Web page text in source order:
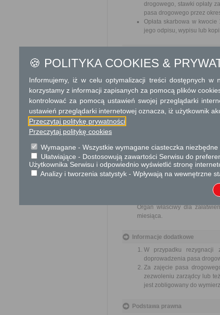
drogowego, stawki opłaty
pasa drogowego przez
Opłata skarbowa w
jego odpisu, wypisu lub
Odwołanie wnosi się do
nadania w polskiej placówce
Skargi i wnioski
Przedmiotem skargi może
ulepszenia organizacji,
wzmacnianie
usprawnienie pracy i
ochrony własności
lepszego zaspokajania
Organ właściwy dla
miesiąca.
Informacje dodatkowe
W przypadku rezygnacji
doprowadzenia pasa
Za zajęcie pasa
zezwoleniu zarządcy lub
jest zobligowany do
Podstawa prawna
🍪 POLITYKA COOKIES &
Informujemy, iż w celu optymalizacji treści dostępnych w
korzystamy z informacji zapisanych za pomocą plików
kontrolować za pomocą ustawień swojej przeglądarki
ustawień przeglądarki internetowej oznacza, iż użytkownik
Przeczytaj politykę prywatności
Przeczytaj politykę cookies
Wymagane - Wszystkie wymagane ciasteczka
Ułatwiające - Dostosowują zawartości Serwisu do
Użytkownika Serwisu i odpowiednio wyświetlić stronę
Analizy i tworzenia statystyk - Wpływają na wewnętrzne